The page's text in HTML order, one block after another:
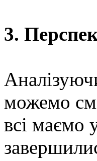
3.
можемо
всі маємо